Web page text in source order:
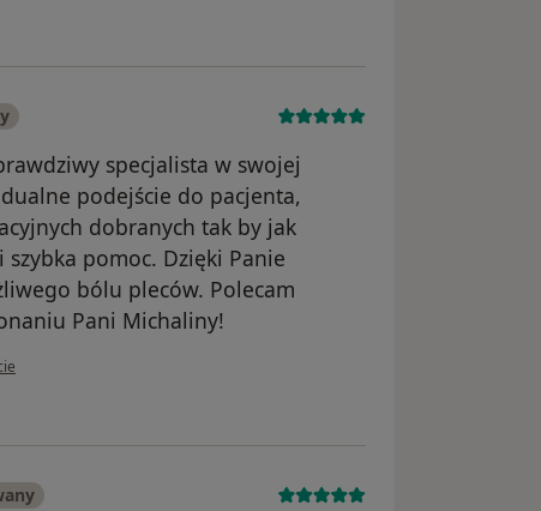
specjalista w swojej
podejście do pacjenta,
dobranych tak by jak
pomoc. Dzięki Panie
bólu pleców. Polecam
Pani Michaliny!
Zofia